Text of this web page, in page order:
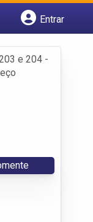
Entrar
e 204 -